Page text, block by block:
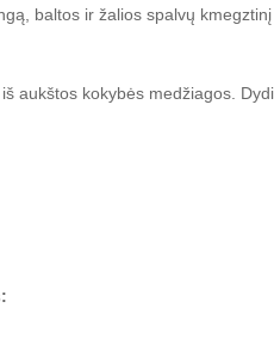
baltos ir žalios spalvų
aukštos kokybės medžiagos.